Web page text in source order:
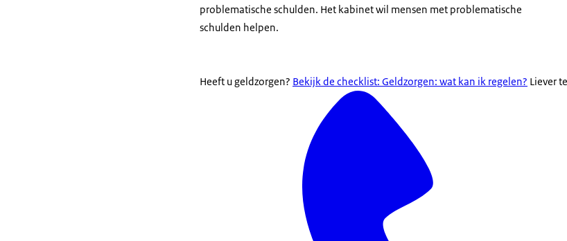
problematische schulden. Het kabinet wil mensen met problematische
schulden helpen.
Heeft u geldzorgen? Bekijk de checklist: Geldzorgen: wat kan ik regelen? Liever